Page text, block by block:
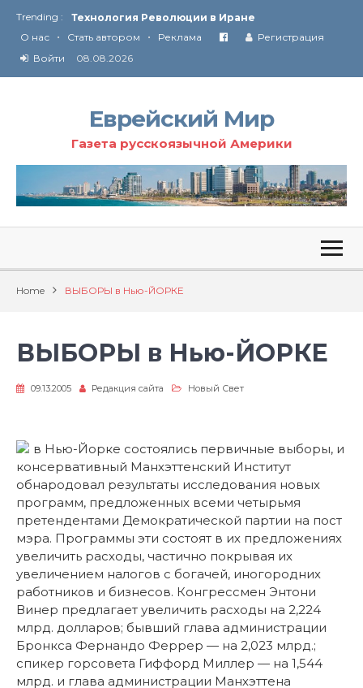
Trending :
Технология Революции в Иране
От Ирана до Ливана и Газы
О нас • Стать автором • Реклама
Регистрация
Войти
08.08.2026
Еврейский Мир
Газета русскоязычной Америки
Home ВЫБОРЫ в Нью-ЙОРКЕ
ВЫБОРЫ в Нью-ЙОРКЕ
09.13.2005 Редакция сайта Новый Свет
в Нью-Йорке состоялись первичные выборы, и
консервативный Манхэттенский Институт
обнародовал результаты исследования новых
программ, предложенных всеми четырьмя
претендентами Демократической партии на пост
мэра. Программы эти состоят в их предложениях
увеличить расходы, частично покрывая их
увеличением налогов с богачей, иногородних
работников и бизнесов. Конгрессмен Энтони
Винер предлагает увеличить расходы на 2,224
млрд. долларов; бывший глава администрации
Бронкса Фернандо Феррер — на 2,023 млрд.;
спикер горсовета Гиффорд Миллер — на 1,544
млрд. и глава администрации Манхэттена